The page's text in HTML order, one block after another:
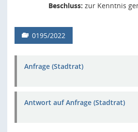
Beschluss: zur Kenntnis
0195/2022
Anfrage (Stadtrat)
Antwort auf Anfrage (Stadtrat)